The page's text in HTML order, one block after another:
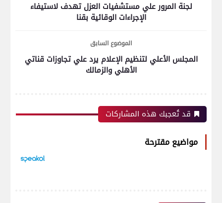
لجنة المرور علي مستشفيات العزل تهدف لاستيفاء
الإجراءات الوقائية بقنا
الموضوع السابق
المجلس الأعلي لتنظيم الإعلام يرد علي تجاوزات قناتي
الأهلي والزمالك
قد تُعجبك هذه المشاركات
مواضيع مقترحة